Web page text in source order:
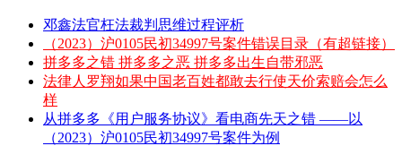
邓鑫法官枉法裁判思维过程评析
（2023）沪0105民初34997号案件错误目录（有超链接）
拼多多之错 拼多多之恶 拼多多出生自带邪恶
法律人罗翔如果中国老百姓都敢去行使天价索赔会怎么
样
从拼多多《用户服务协议》看电商先天之错 ——以
（2023）沪0105民初34997号案件为例